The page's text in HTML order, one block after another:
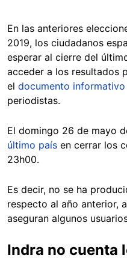
En las anteriores
2019, los ciudadanos
esperar al cierre del
acceder a los resultados
el documento informativo
periodistas.
El domingo 26 de mayo
último país en cerrar los
23h00.
Es decir, no se ha
respecto al año anterior,
aseguran algunos
Indra no cuenta